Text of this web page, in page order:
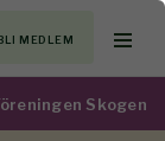
MEDLEM
Virkesmarknad
Skogen